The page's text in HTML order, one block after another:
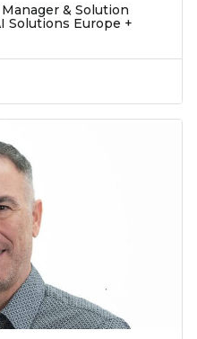
& Solution
Solutions Europe +